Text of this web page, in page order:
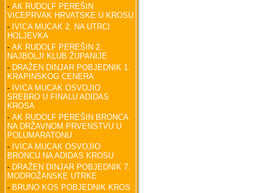
- AK RUDOLF PEREŠIN
VICEPRVAK HRVATSKE U KROSU
- IVICA MUCAK 2. NA UTRCI
HOLJEVKA
- AK RUDOLF PEREŠIN 2.
NAJBOLJI KLUB ŽUPANIJE
- DRAŽEN DINJAR POBJEDNIK 1.
KRAPINSKOG CENERA
- IVICA MUCAK OSVOJIO
SREBRO U FINALU ADIDAS
KROSA
- AK RUDOLF PEREŠIN BRONCA
NA DRŽAVNOM PRVENSTVU U
POLUMARATONU
- IVICA MUCAK OSVOJIO
BRONCU NA ADIDAS KROSU
- DRAŽEN DINJAR POBJEDNIK 7.
MODROŽANSKE UTRKE
- BRUNO KOS POBJEDNIK KROS